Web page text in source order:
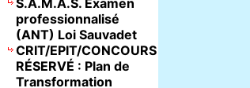
S.A.M.A.S. Examen
professionnalisé
(ANT) Loi Sauvadet
CRIT/EPIT/CONCOURS
RÉSERVÉ : Plan de
Transformation